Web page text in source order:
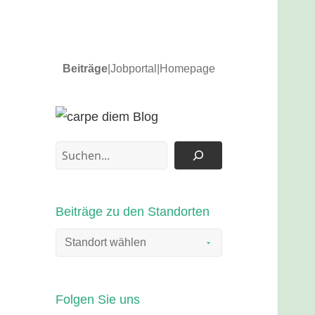
Beiträge |Jobportal Homepage
carpe diem Blog
News und Updates
Suchen
Beiträge zu den Standorten
Folgen Sie uns